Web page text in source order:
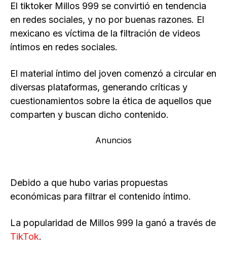
El tiktoker Millos 999 se convirtió en tendencia
en redes sociales, y no por buenas razones. El
mexicano es víctima de la filtración de videos
íntimos en redes sociales.
El material íntimo del joven comenzó a circular en
diversas plataformas, generando críticas y
cuestionamientos sobre la ética de aquellos que
comparten y buscan dicho contenido.
Anuncios
Debido a que hubo varias propuestas
económicas para filtrar el contenido íntimo.
La popularidad de Millos 999 la ganó a través de
TikTok.